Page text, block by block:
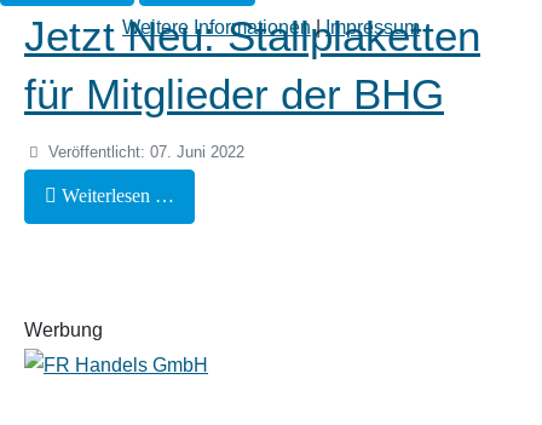
Werbung
Jetzt Neu: Stallplaketten
für Mitglieder der BHG
Veröffentlicht: 07. Juni 2022
Weiterlesen …
Weitere Informationen|Impressum